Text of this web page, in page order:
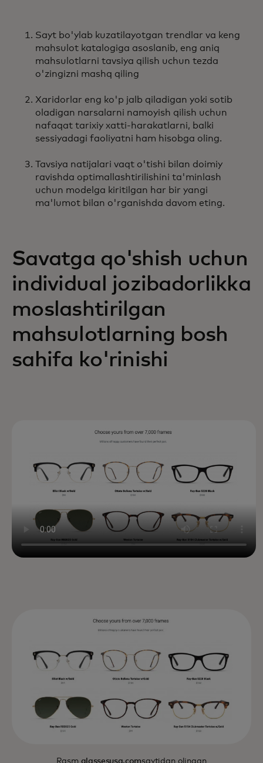
Sayt bo'ylab kuzatilayotgan trendlar va keng
mahsulot katalogiga asoslanib, eng aniq
mahsulotlarni tavsiya qilish uchun tezda
o'zingizni mashq qiling
Xaridorlar eng ko'p jalb qiladigan yoki sotib
oladigan narsalarni namoyish qilish uchun
nafaqat tarixiy xatti-harakatlarni, balki
sessiyadagi faoliyatni ham hisobga oling.
Tavsiya natijalari vaqt o'tishi bilan doimiy
ravishda optimallashtirilishini ta'minlash
uchun modelga kiritilgan har bir yangi
ma'lumot bilan o'rganishda davom eting.
Savatga qo'shish uchun
individual jozibadorlikka
moslashtirilgan
mahsulotlarning bosh
sahifa ko'rinishi
Rasm glassesusa.comsaytidan olingan